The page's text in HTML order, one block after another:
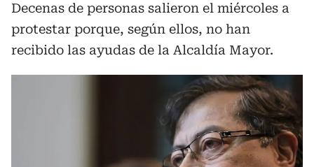
Decenas de personas salieron el miércoles a
protestar porque, según ellos, no han
recibido las ayudas de la Alcaldía Mayor.